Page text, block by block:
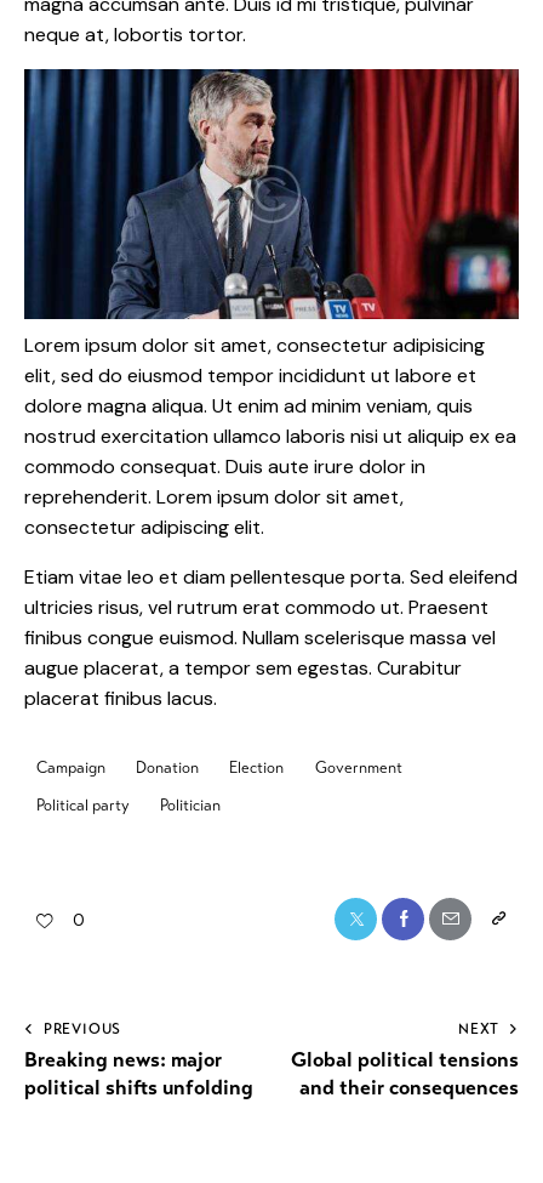
neque at, lobortis tortor.
Lorem ipsum dolor sit amet, consectetur adipisicing
elit, sed do eiusmod tempor incididunt ut labore et
dolore magna aliqua. Ut enim ad minim veniam, quis
nostrud exercitation ullamco laboris nisi ut aliquip ex ea
commodo consequat. Duis aute irure dolor in
reprehenderit. Lorem ipsum dolor sit amet,
consectetur adipiscing elit.
Etiam vitae leo et diam pellentesque porta. Sed eleifend
ultricies risus, vel rutrum erat commodo ut. Praesent
finibus congue euismod. Nullam scelerisque massa vel
augue placerat, a tempor sem egestas. Curabitur
placerat finibus lacus.
Campaign Donation Election
Government
Political party
Politician
0
PREVIOUS
Breaking news: major
political shifts unfolding
NEXT
Global political tensions
and their consequences